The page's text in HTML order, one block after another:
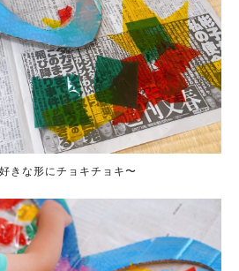
きな形にチョキチョキ〜